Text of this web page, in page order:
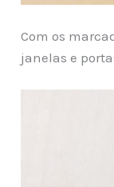
Com os
janelas e